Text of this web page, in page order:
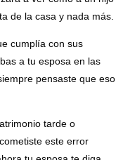
de la casa y nada más.
cumplía con sus
a tu esposa en las
pensaste que eso
tarde o
este error